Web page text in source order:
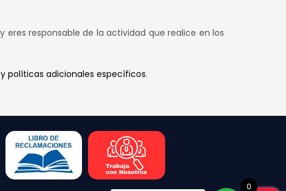
eres responsable de la actividad que realice en los
políticas adicionales específicos.
0